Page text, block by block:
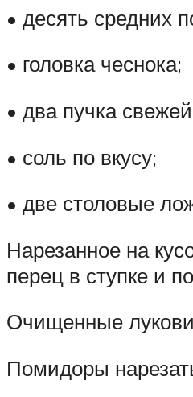
• десять средних
• головка чеснока;
• два пучка
• соль по вкусу;
• две столовые
Нарезанное на
перец в ступке и
Очищенные
Помидоры